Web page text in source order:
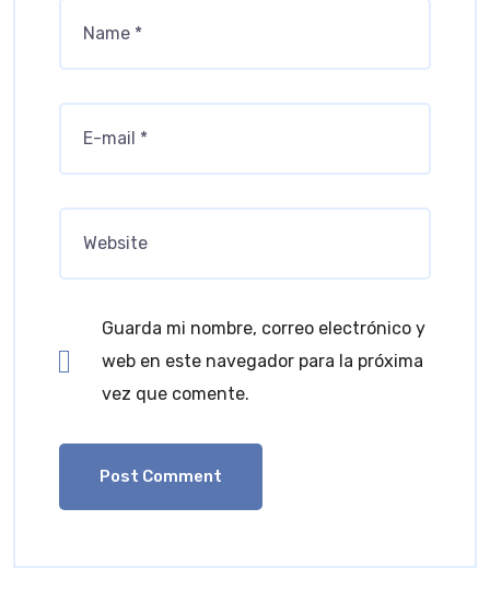
Guarda mi nombre, correo electrónico y
web en este navegador para la próxima
vez que comente.